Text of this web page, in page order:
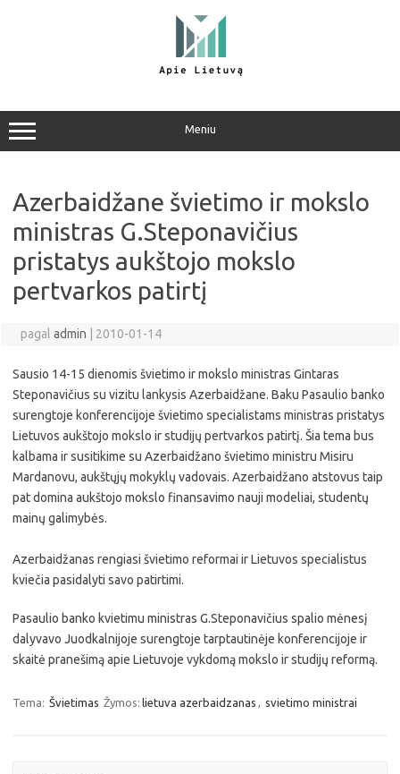
Meniu
Azerbaidžane švietimo ir mokslo
ministras G.Steponavičius
pristatys aukštojo mokslo
pertvarkos patirtį
pagal admin 2010-01-14
Sausio 14-15 dienomis švietimo ir mokslo ministras Gintaras
Steponavičius su vizitu lankysis Azerbaidžane. Baku Pasaulio banko
surengtoje konferencijoje švietimo specialistams ministras pristatys
Lietuvos aukštojo mokslo ir studijų pertvarkos patirtį. Šia tema bus
kalbama ir susitikime su Azerbaidžano švietimo ministru Misiru
Mardanovu, aukštųjų mokyklų vadovais. Azerbaidžano atstovus taip
pat domina aukštojo mokslo finansavimo nauji modeliai, studentų
mainų galimybės.
Azerbaidžanas rengiasi švietimo reformai ir Lietuvos specialistus
kviečia pasidalyti savo patirtimi.
Pasaulio banko kvietimu ministras G.Steponavičius spalio mėnesį
dalyvavo Juodkalnijoje surengtoje tarptautinėje konferencijoje ir
skaitė pranešimą apie Lietuvoje vykdomą mokslo ir studijų reformą.
Tema: Švietimas Žymos: lietuva azerbaidzanas , svietimo ministrai